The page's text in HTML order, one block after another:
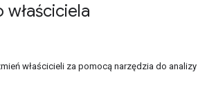
właściciela
właścicieli za pomocą narzędzia do analizy